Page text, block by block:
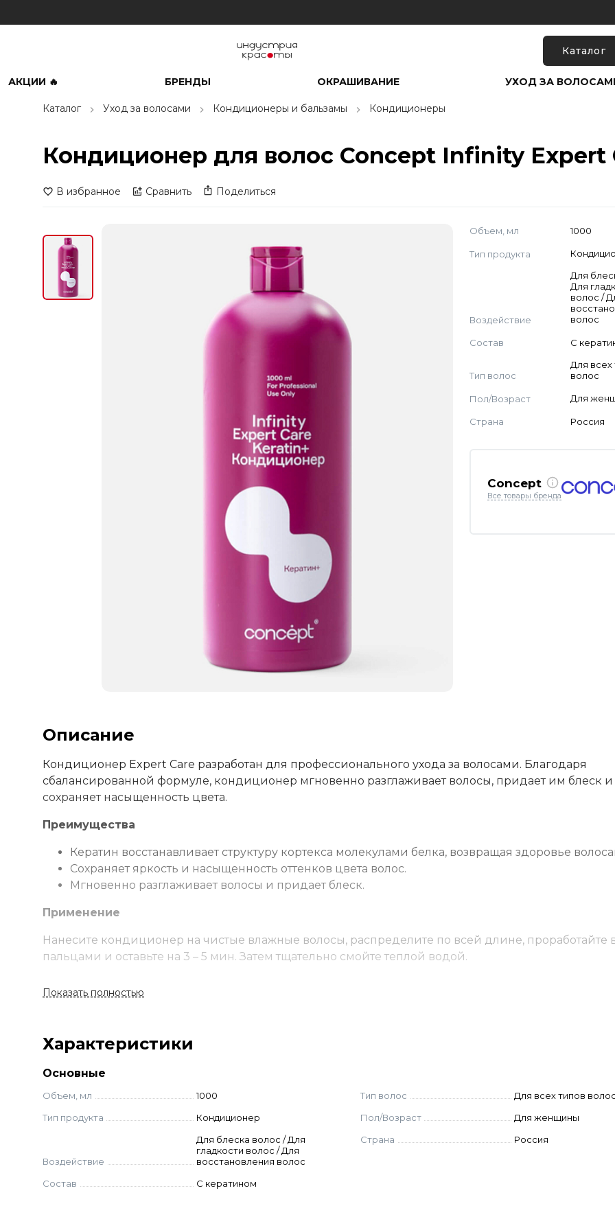
Каталог
АКЦИИ 🔥 БРЕНДЫ ОКРАШИВАНИЕ УХОД ЗА
Каталог Уход за волосами Кондиционеры и бальзамы Кондиционеры
Кондиционер для волос Concept Infinity Expert
В избранное Сравнить Поделиться
Объем, мл 1000
Тип продукта
Воздействие
Для
Для
волос /
волос
Состав С
Тип волос
Для всех
волос
Пол/Возраст Для
Страна Россия
Concept
Все товары бренда
Описание
Кондиционер Expert Care разработан для профессионального ухода за волосами. Благодаря
сбалансированной формуле, кондиционер мгновенно разглаживает волосы, придает им блеск и
сохраняет насыщенность цвета.
Преимущества
Кератин восстанавливает структуру кортекса молекулами белка, возвращая здоровье
Сохраняет яркость и насыщенность оттенков цвета волос.
Мгновенно разглаживает волосы и придает блеск.
Применение
Нанесите кондиционер на чистые влажные волосы, распределите по всей длине, проработайте
пальцами и оставьте на 3 – 5 мин. Затем тщательно смойте теплой водой.
Показать полностью
Характеристики
Основные
Объем, мл
1000
Тип продукта
Кондиционер
Воздействие
Для блеска волос / Для
гладкости волос / Для
восстановления волос
Состав
С кератином
Тип волос
Для всех типов
Пол/Возраст
Для женщины
Страна
Россия